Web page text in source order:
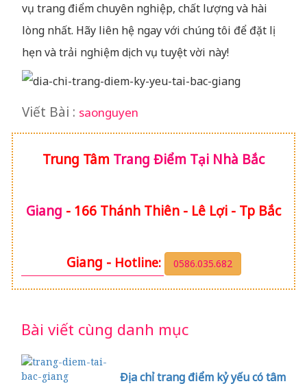
vụ trang điểm chuyên nghiệp, chất lượng và hài
lòng nhất. Hãy liên hệ ngay với chúng tôi để đặt lị
hẹn và trải nghiệm dịch vụ tuyệt vời này!
Viết Bài : saonguyen
Trung Tâm Trang Điểm Tại Nhà Bắc
Giang - 166 Thánh Thiên - Lê Lợi - Tp Bắc
Giang - Hotline: 0586.035.682
Bài viết cùng danh mục
Địa chỉ trang điểm kỷ yếu có tâm